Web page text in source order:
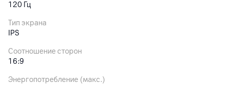
120 Гц
Тип экрана
IPS
Соотношение сторон
16:9
Энергопотребление (макс.)